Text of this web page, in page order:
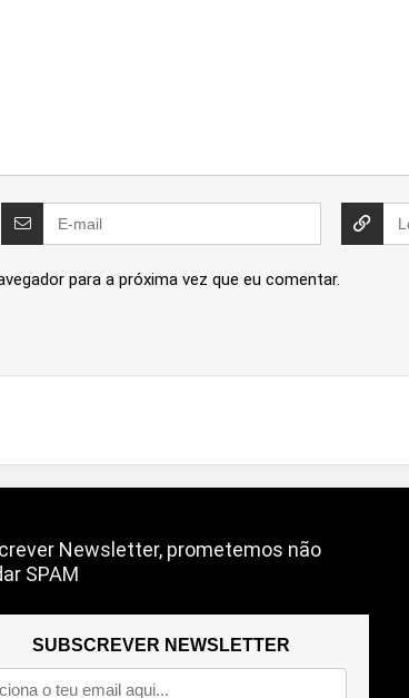
para a próxima vez que eu comentar.
Newsletter, prometemos não
SPAM
SUBSCREVER NEWSLETTER